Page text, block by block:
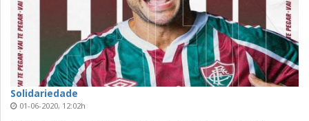
Solidariedade
01-06-2020, 12:02h